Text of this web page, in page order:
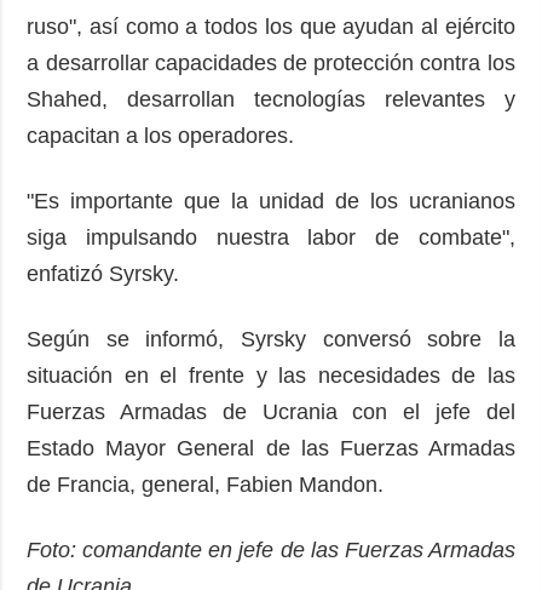
ruso", así como a todos los que ayudan al ejército
a desarrollar capacidades de protección contra los
Shahed, desarrollan tecnologías relevantes y
capacitan a los operadores.
"Es importante que la unidad de los ucranianos
siga impulsando nuestra labor de combate",
enfatizó Syrsky.
Según se informó, Syrsky conversó sobre la
situación en el frente y las necesidades de las
Fuerzas Armadas de Ucrania con el jefe del
Estado Mayor General de las Fuerzas Armadas
de Francia, general, Fabien Mandon.
Foto: comandante en jefe de las Fuerzas Armadas